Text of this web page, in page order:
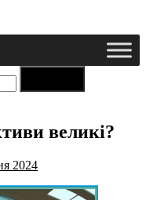
великі?
2024